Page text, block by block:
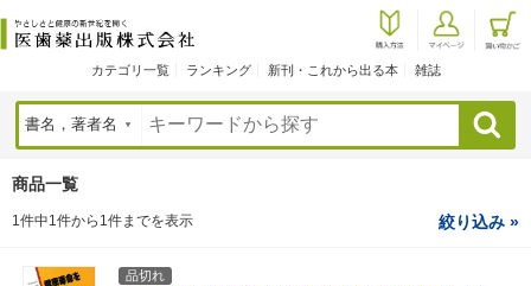
カテゴリ一覧 ランキング 新刊・これから出る本 雑誌
検索
商品一覧
1件中1件から1件までを表示 絞り込み »
品切れ